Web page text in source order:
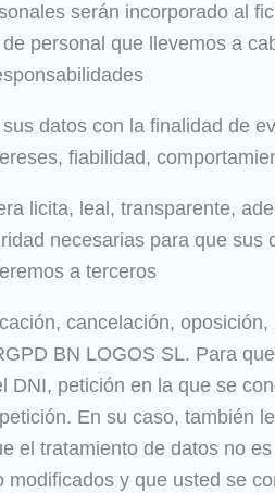
serán incorporado al
personal que llevemos a
datos con la finalidad de
fiabilidad,
licita, leal, transparente,
necesarias para que
a terceros
cancelación,
BN LOGOS SL. Para
petición en la que se
En su caso, también
el tratamiento de datos no
y que usted se